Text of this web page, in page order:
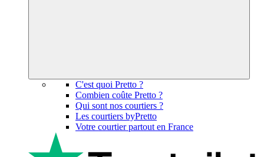
C'est quoi Pretto ?
Combien coûte Pretto ?
Qui sont nos courtiers ?
Les courtiers byPretto
Votre courtier partout en France